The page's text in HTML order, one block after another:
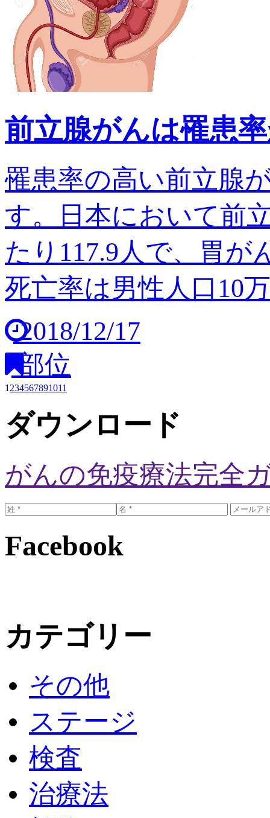
前立腺がんは罹患
罹患率の高い前立腺
す。日本において前
たり117.9人で、胃が
死亡率は男性人口10
2018/12/17
部位
1 234567891011
ダウンロード
がんの免疫療法完全
Facebook
カテゴリー
その他
ステージ
検査
治療法